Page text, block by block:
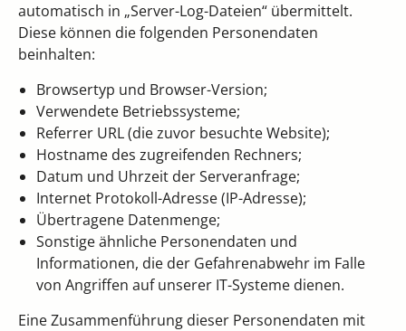
automatisch in „Server-Log-Dateien“ übermittelt.
Diese können die folgenden Personendaten
beinhalten:
Browsertyp und Browser-Version;
Verwendete Betriebssysteme;
Referrer URL (die zuvor besuchte Website);
Hostname des zugreifenden Rechners;
Datum und Uhrzeit der Serveranfrage;
Internet Protokoll-Adresse (IP-Adresse);
Übertragene Datenmenge;
Sonstige ähnliche Personendaten und
Informationen, die der Gefahrenabwehr im Falle
von Angriffen auf unserer IT-Systeme dienen.
Eine Zusammenführung dieser Personendaten mit